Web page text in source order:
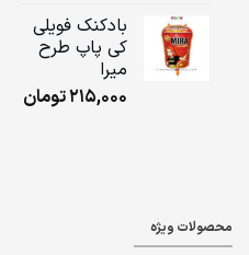
بادکنک فویلی
کی پاپ طرح
میرا
215,000تومان
محصولات ویژه